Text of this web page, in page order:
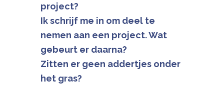
project?
Ik schrijf me in om deel te
nemen aan een project. Wat
gebeurt er daarna?
Zitten er geen addertjes onder
het gras?